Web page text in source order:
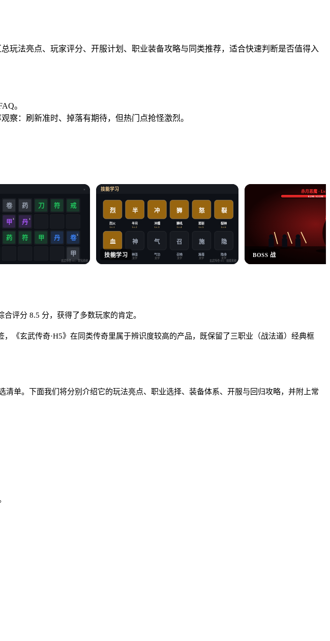
玩法亮点、玩家评分、开服计划、职业装备攻略与同类推荐，适合快速判断是否值得入
。
察：刷新准时、掉落有期待，但热门点抢怪激烈。
×
卷 药 刀 符 戒
甲 3 丹 1
药 符 甲 丹 卷5
甲
玄武传奇·H5· 背包系统
技能学习
烈
烈火
Lv.1
半
半月
Lv.2
冲
冲撞
Lv.3
狮
狮吼
Lv.4
怒
怒斩
Lv.5
裂
裂神
Lv.6
血
血爆
Lv.7
神
神圣
未学
气
气功
未学
召
召唤
未学
施
施毒
未学
隐
隐身
未学
玄武传奇·H5 · 技能系统
技能学习
赤月恶魔 ·
8.2M / 12.5M
BOSS 战
评分 8.5 分，获得了多数玩家的肯定。
《玄武传奇·H5》在同类传奇里属于辨识度较高的产品，既保留了三职业（战法道）经典框
单。下面我们将分别介绍它的玩法亮点、职业选择、装备体系、开服与回归攻略，并附上常